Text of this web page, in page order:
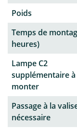
Poids
Temps de
heures)
Lampe C2
supplémentaire à
monter
Passage à la
nécessaire